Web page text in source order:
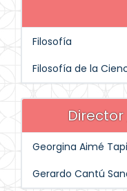
Filosofía
Filosofía de la
Georgina Aimé
Gerardo Cantú